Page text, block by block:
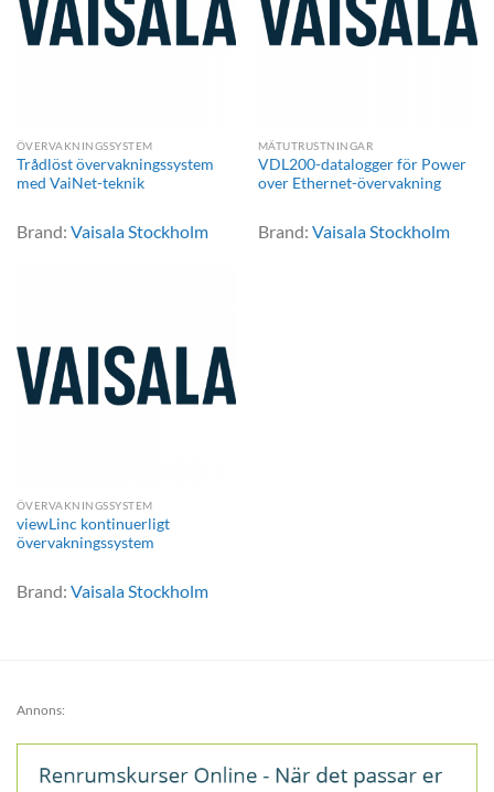
ÖVERVAKNINGSSYSTEM
Trådlöst övervakningssystem
med VaiNet-teknik
Brand: Vaisala Stockholm
MÄTUTRUSTNINGAR
VDL200-datalogger för Power
over Ethernet-övervakning
Brand: Vaisala Stockholm
ÖVERVAKNINGSSYSTEM
viewLinc kontinuerligt
övervakningssystem
Brand: Vaisala Stockholm
Annons: